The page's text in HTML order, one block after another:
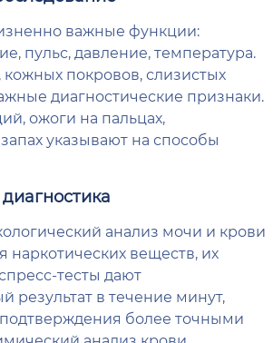
важные функции:
пульс, давление, температура.
покровов, слизистых
диагностические признаки.
ожоги на пальцах,
указывают на способы
анализ мочи и крови
наркотических веществ, их
тесты дают
результат в течение минут,
более точными